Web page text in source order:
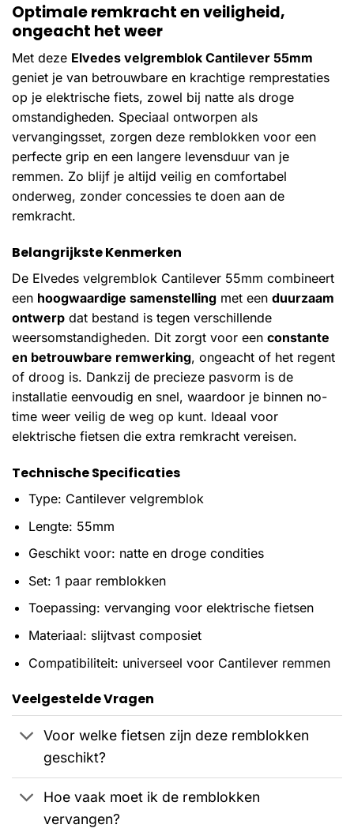
Optimale remkracht en veiligheid,
ongeacht het weer
Met deze Elvedes velgremblok Cantilever 55mm
geniet je van betrouwbare en krachtige remprestaties
op je elektrische fiets, zowel bij natte als droge
omstandigheden. Speciaal ontworpen als
vervangingsset, zorgen deze remblokken voor een
perfecte grip en een langere levensduur van je
remmen. Zo blijf je altijd veilig en comfortabel
onderweg, zonder concessies te doen aan de
remkracht.
Belangrijkste Kenmerken
De Elvedes velgremblok Cantilever 55mm combineert
een hoogwaardige samenstelling met een duurzaam
ontwerp dat bestand is tegen verschillende
weersomstandigheden. Dit zorgt voor een constante
en betrouwbare remwerking, ongeacht of het regent
of droog is. Dankzij de precieze pasvorm is de
installatie eenvoudig en snel, waardoor je binnen no-
time weer veilig de weg op kunt. Ideaal voor
elektrische fietsen die extra remkracht vereisen.
Technische Specificaties
Type: Cantilever velgremblok
Lengte: 55mm
Geschikt voor: natte en droge condities
Set: 1 paar remblokken
Toepassing: vervanging voor elektrische fietsen
Materiaal: slijtvast composiet
Compatibiliteit: universeel voor Cantilever remmen
Veelgestelde Vragen
Voor welke fietsen zijn deze remblokken
geschikt?
Hoe vaak moet ik de remblokken
vervangen?